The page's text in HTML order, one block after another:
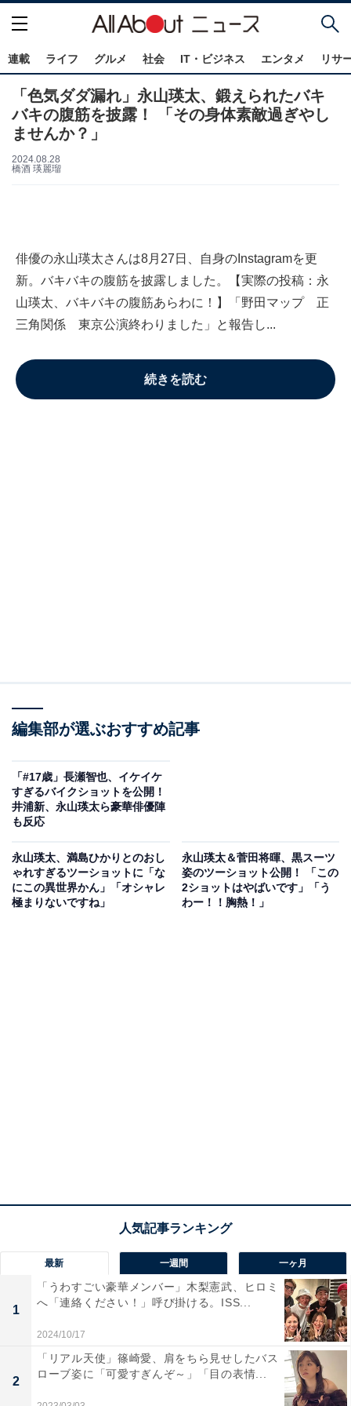
連載 ライフ グルメ 社会 IT・ビジネス エンタメ リサ
「色気ダダ漏れ」永山瑛太、鍛えられたバキ
バキの腹筋を披露！ 「その身体素敵過ぎやし
ませんか？」
2024.08.28
橋酒 瑛麗瑠
俳優の永山瑛太さんは8月27日、自身のInstagramを更
新。バキバキの腹筋を披露しました。【実際の投稿：永
山瑛太、バキバキの腹筋あらわに！】「野田マップ 正
三角関係 東京公演終わりました」と報告し...
続きを読む
編集部が選ぶおすすめ記事
「#17歳」長瀬智也、イケイケ
すぎるバイクショットを公開！
井浦新、永山瑛太ら豪華俳優陣
も反応
永山瑛太、満島ひかりとのおし
ゃれすぎるツーショットに「な
にこの異世界かん」「オシャレ
極まりないですね」
永山瑛太＆菅田将暉、黒スーツ
姿のツーショット公開！ 「この
2ショットはやばいです」「う
わー！！胸熱！」
最新 一週間 一ヶ月
1
「うわすごい豪華メンバー」木梨憲武、ヒロミ
へ「連絡ください！」呼び掛ける。ISS...
2024/10/17
2
「リアル天使」篠崎愛、肩をちら見せしたバス
ローブ姿に「可愛すぎんぞ～」「目の表情...